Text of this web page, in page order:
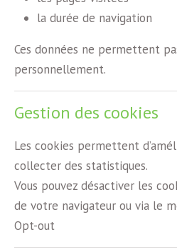
la durée de navigation
Ces données ne permettent
personnellement.
Gestion des cookies
Les cookies permettent
collecter des statistiques.
Vous pouvez désactiver les
de votre navigateur ou via le
Opt-out